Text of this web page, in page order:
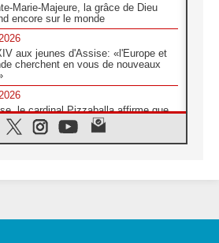
Marie-Majeure, la grâce de Dieu
encore sur le monde
aux jeunes d'Assise: «l'Europe et
cherchent en vous de nouveaux
le cardinal Pizzaballa affirme que
veulent la paix»